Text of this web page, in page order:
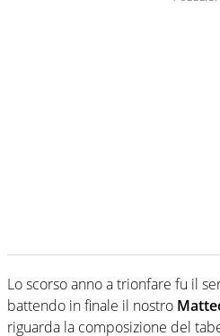
Lo scorso anno a trionfare fu il
battendo in finale il nostro
riguarda la composizione del